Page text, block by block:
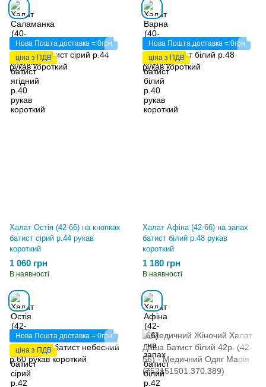
Нова Пошта доставка = 0грн
ціна з ПДВ
Халат Остія (42-66) на кнопках
батист сірий р.44 рукав
короткий
1 060 грн
В наявності
Нова Пошта доставка = 0грн
ціна з ПДВ
Халат Афіна (42-66) на запах
батист білий р.48 рукав
короткий
1 180 грн
В наявності
Нова Пошта доставка = 0грн
ціна з ПДВ